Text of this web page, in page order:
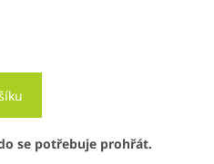
se potřebuje prohřát.